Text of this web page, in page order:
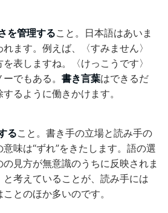
を管理すること。日本語はあいま
ます。例えば、〈すみません〉
表しますね。〈けっこうです〉
でもある。 書き言葉はできるだ
るように働きかけます。
ること。書き手の立場と読み手の
味は“ずれ”をきたします。語の選
見方が無意識のうちに反映されま
考えていることが、読み手には
とのほか多いのです。